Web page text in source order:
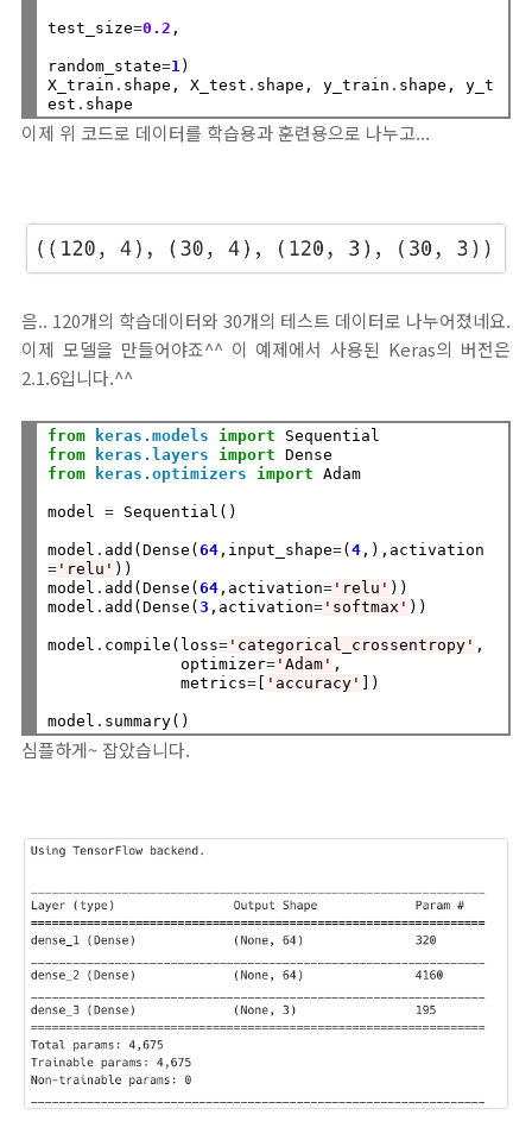
test_size=0.2 ,
random_state=1 )
X_train . shape, X_test . shape, y_train . shape, y_t
est .
이제 위 코드로 데이터를 학습용과 훈련용으로 나누고...
음.. 120개의 학습데이터와 30개의 테스트 데이터로 나누어졌네요.
이제 모델을 만들어야죠^^ 이 예제에서 사용된 Keras의 버전은
2.1.6입니다.^^
from keras.models import
from
keras.layers import
from
keras.optimizers import Adam
model = Sequential()
model . add(Dense(64 ,input_shape=(4 ,),activation
= 'relu' ))
model . add(Dense(64 ,activation= 'relu' ))
model . add(Dense(3 ,activation= 'softmax' ))
model . compile(loss= 'categorical_crossentropy' ,
              optimizer
= 'Adam' ,
              metrics
= [ 'accuracy' ])
model .
심플하게~ 잡았습니다.